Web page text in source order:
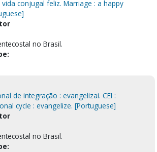
conjugal feliz. Marriage : a happy
no Brasil.
de integração : evangelizai. CEI :
cycle : evangelize. [Portuguese]
no Brasil.